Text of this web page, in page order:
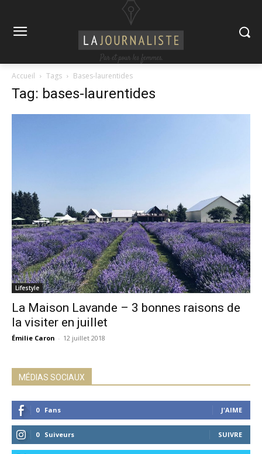
Accueil Tags Bases-laurentides
Tag: bases-laurentides
Lifestyle
La Maison Lavande – 3 bonnes raisons de
la visiter en juillet
Émilie Caron - 12 juillet 2018
MÉDIAS SOCIAUX
0 Fans J'AIME
0 Suiveurs SUIVRE